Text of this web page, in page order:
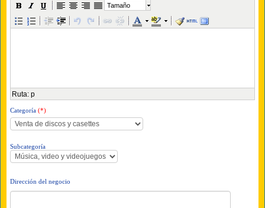
Tamaño
Ruta: p
Categoría (*)
Subcategoría
Dirección del negocio